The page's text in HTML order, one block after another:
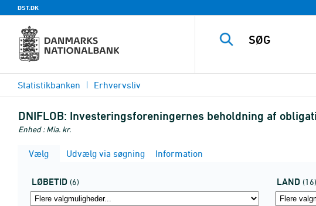
DST.DK
Statistikbanken Erhvervsliv
DNIFLOB: Investeringsforeningernes beholdning af
Enhed : Mia. kr.
Vælg Udvælg via søgning Information
LØBETID (6) LAND (16)